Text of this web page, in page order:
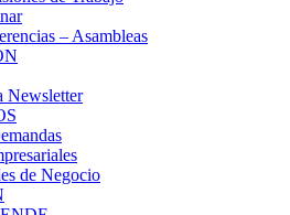
– Asambleas
Newsletter
de Negocio